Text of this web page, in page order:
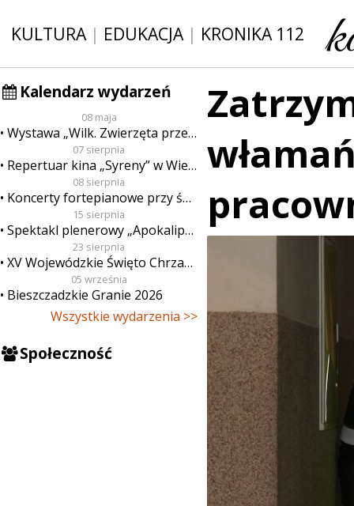
KULTURA| EDUKACJA| KRONIKA 112
Kalendarz wydarzeń
08 maja
Wystawa „Wilk. Zwierzęta przeklęte”
07 sierpnia
Repertuar kina „Syreny” w Wieluniu w dn. od 7 do 13 sierpnia
08 sierpnia
Koncerty fortepianowe przy świecach
15 sierpnia
Spektakl plenerowy „Apokalipsa”
23 sierpnia
XV Wojewódzkie Święto Chrzanu
05 września
Bieszczadzkie Granie 2026
Wszystkie wydarzenia >>
Społeczność